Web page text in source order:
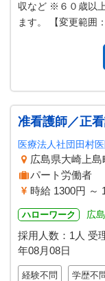
収など ※６０歳以
ます。 【変更範囲
准看護師／正
医療法人社団田村
広島県大崎上
パート労働者
時給 1300円 ～
ハローワーク 広
採用人数：1人 受
年08月08日
経験不問 学歴不